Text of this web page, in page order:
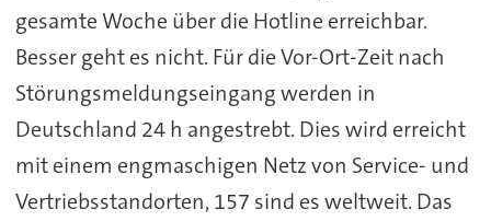
gesamte Woche über die Hotline erreichbar.
Besser geht es nicht. Für die Vor-Ort-Zeit nach
Störungsmeldungseingang werden in
Deutschland 24 h angestrebt. Dies wird erreicht
mit einem engmaschigen Netz von Service- und
Vertriebsstandorten, 157 sind es weltweit. Das